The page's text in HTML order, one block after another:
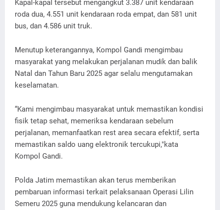
Kapal-kapal tersebut mengangkut 3.387 unit kendaraan
roda dua, 4.551 unit kendaraan roda empat, dan 581 unit
bus, dan 4.586 unit truk.
Menutup keterangannya, Kompol Gandi mengimbau
masyarakat yang melakukan perjalanan mudik dan balik
Natal dan Tahun Baru 2025 agar selalu mengutamakan
keselamatan.
“Kami mengimbau masyarakat untuk memastikan kondisi
fisik tetap sehat, memeriksa kendaraan sebelum
perjalanan, memanfaatkan rest area secara efektif, serta
memastikan saldo uang elektronik tercukupi,"kata
Kompol Gandi.
Polda Jatim memastikan akan terus memberikan
pembaruan informasi terkait pelaksanaan Operasi Lilin
Semeru 2025 guna mendukung kelancaran dan